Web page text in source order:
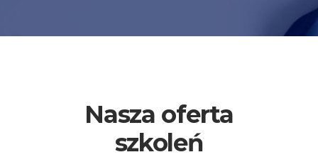
Nasza oferta
szkoleń